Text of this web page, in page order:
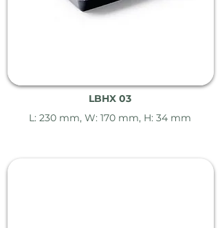
LBHX 03
L: 230 mm, W: 170 mm, H: 34 mm